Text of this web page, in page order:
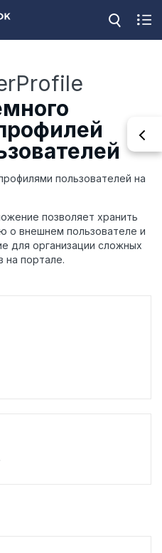
пользователей на
позволяет хранить
о внешнем пользователе и
для организации сложных
на портале.